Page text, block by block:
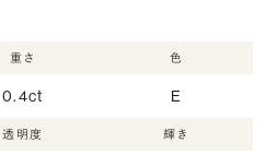
重さ
0.4ct
色
E
透明度 輝き